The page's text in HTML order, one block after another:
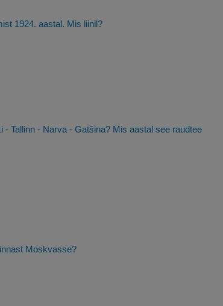
1924. aastal. Mis liinil?
Tallinn - Narva - Gatšina? Mis aastal see raudtee
Moskvasse?